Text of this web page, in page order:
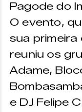
Pagode do
O evento,
sua
reuniu os
Adame,
e DJ Felipe